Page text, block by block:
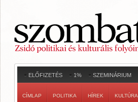
ELŐFIZETÉS 1% SZEMINÁRIUM
CÍMLAP POLITIKA HÍREK KULTÚRA